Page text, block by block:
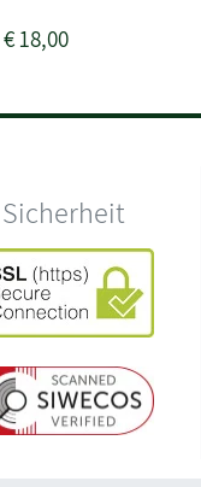
€18,00
Sicherheit